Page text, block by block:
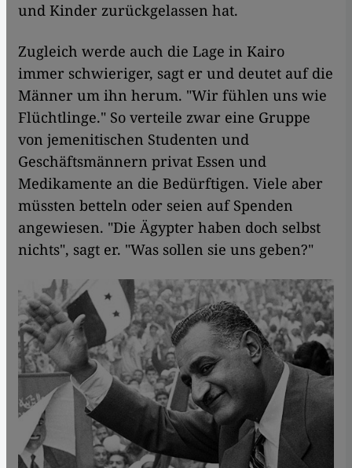
und Kinder zurückgelassen hat.
Zugleich werde auch die Lage in Kairo
immer schwieriger, sagt er und deutet auf die
Männer um ihn herum. "Wir fühlen uns wie
Flüchtlinge." So verteile zwar eine Gruppe
von jemenitischen Studenten und
Geschäftsmännern privat Essen und
Medikamente an die Bedürftigen. Viele aber
müssten betteln oder seien auf Spenden
angewiesen. "Die Ägypter haben doch selbst
nichts", sagt er. "Was sollen sie uns geben?"